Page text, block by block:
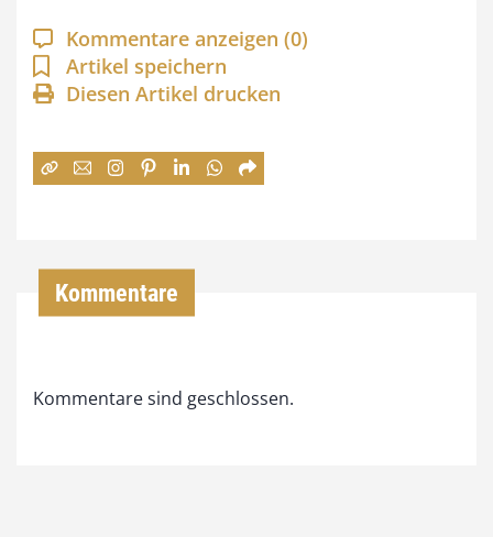
a
n
n
:
Kommentare anzeigen (0)
Artikel speichern
Diesen Artikel drucken
Kommentare
Kommentare sind geschlossen.